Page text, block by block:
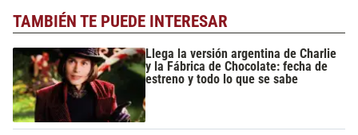
TAMBIÉN TE PUEDE INTERESAR
Llega la versión argentina de Charlie
y la Fábrica de Chocolate: fecha de
estreno y todo lo que se sabe